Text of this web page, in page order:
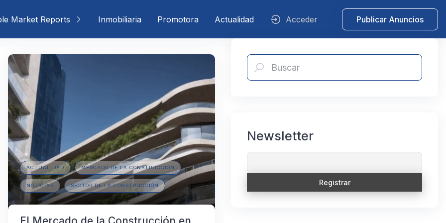
Market Reports Inmobiliaria Promotora Actualidad Acceder Publicar Anuncios
ACTUALIDAD MERCADO DE LA CONSTRUCCIÓN
NOTICIAS SECTOR DE LA CONSTRUCCIÓN
Newsletter